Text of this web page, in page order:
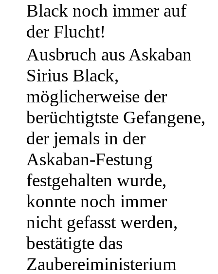
Black noch immer auf
der Flucht!
Ausbruch aus Askaban
Sirius Black,
möglicherweise der
berüchtigtste Gefangene,
der jemals in der
Askaban-Festung
festgehalten wurde,
konnte noch immer
nicht gefasst werden,
bestätigte das
Zaubereiministerium